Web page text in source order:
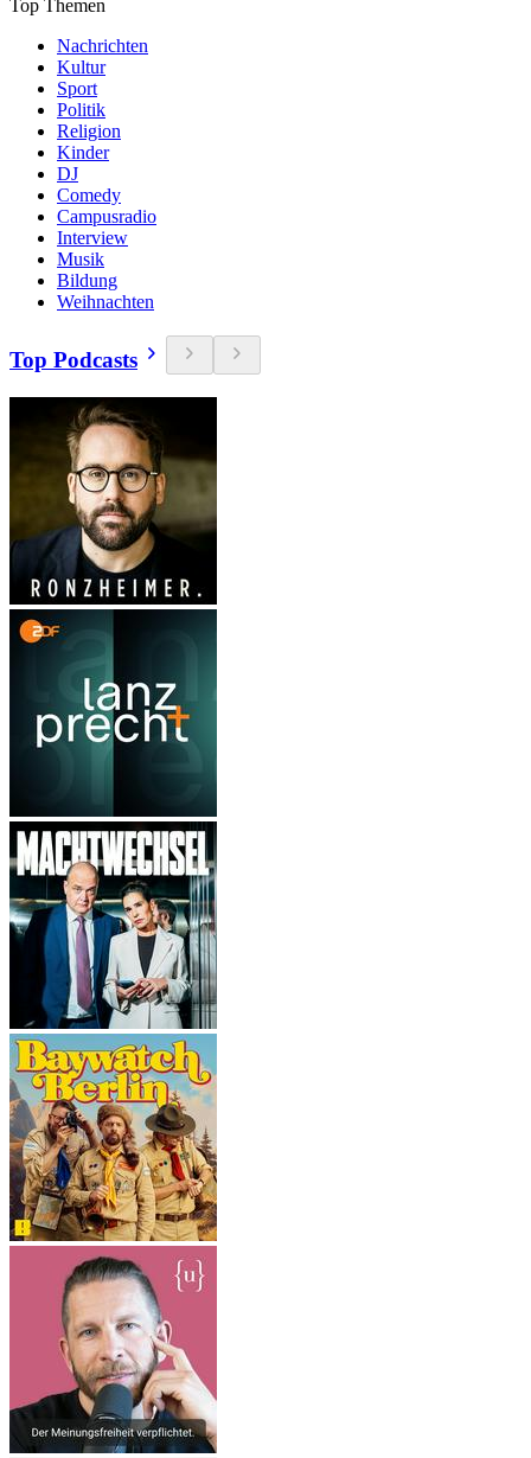
Top Themen
Nachrichten
Kultur
Sport
Politik
Religion
Kinder
DJ
Comedy
Campusradio
Interview
Musik
Bildung
Weihnachten
Top Podcasts